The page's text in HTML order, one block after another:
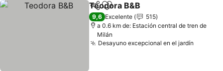
CompartirAñadir a favoritos
Teodora B&B
9,6 Excelente
515
a 0.6 km de: Estación central de tren de
Milán
Desayuno excepcional en el jardín